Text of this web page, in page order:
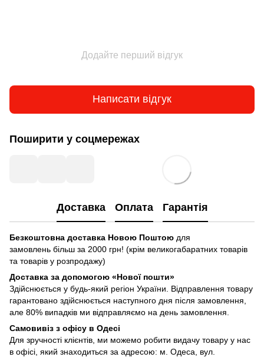
Додайте перший відгук
Написати відгук
Поширити у соцмережах
Доставка Оплата Гарантія
Безкоштовна доставка Новою Поштою для
замовлень більш за 2000 грн! (крім великогабаратних товарів
та товарів у розпродажу)
Доставка за допомогою «Нової пошти»
Здійснюється у будь-який регіон України. Відправлення товару
гарантовано здійснюється наступного дня після замовлення,
але 80% випадків ми відправляємо на день замовлення.
Самовивіз з офісу в Одесі
Для зручності клієнтів, ми можемо робити видачу товару у нас
в офісі, який знаходиться за адресою: м. Одеса, вул.